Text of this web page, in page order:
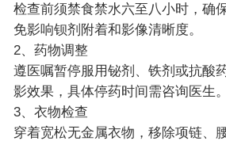
检查前须禁食禁水六至八小时，确
免影响钡剂附着和影像清晰度。
2、药物调整
遵医嘱暂停服用铋剂、铁剂或抗酸
影效果，具体停药时间需咨询医生。
3、衣物检查
穿着宽松无金属衣物，移除项链、